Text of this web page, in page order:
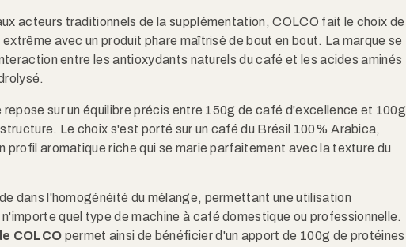
acteurs traditionnels de la supplémentation, COLCO fait le choix de
extrême avec un produit phare maîtrisé de bout en bout. La marque se
entre les antioxydants naturels du café et les acides aminés
sur un équilibre précis entre 150g de café d'excellence et 100g
Le choix s'est porté sur un café du Brésil 100% Arabica,
profil aromatique riche qui se marie parfaitement avec la texture du
dans l'homogénéité du mélange, permettant une utilisation
quel type de machine à café domestique ou professionnelle.
COLCO permet ainsi de bénéficier d'un apport de 100g de protéines